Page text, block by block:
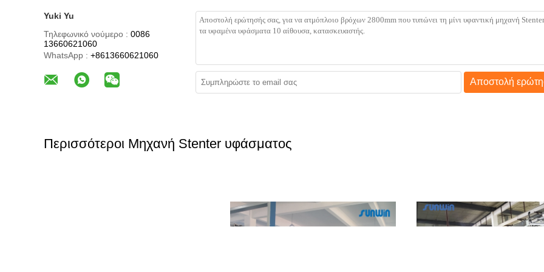
Yuki Yu
Τηλεφωνικό νούμερο : 0086
13660621060
WhatsApp : +8613660621060
Αποστολή
Περισσότεροι Μηχανή Stenter υφάσματος